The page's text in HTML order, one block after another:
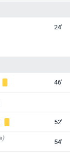
24'
46'
52'
54'